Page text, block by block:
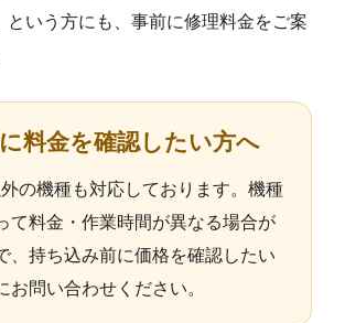
という方にも、事前に修理料金をご案
料金を確認したい方へ
の機種も対応しております。機種
て料金・作業時間が異なる場合が
、持ち込み前に価格を確認したい
お問い合わせください。